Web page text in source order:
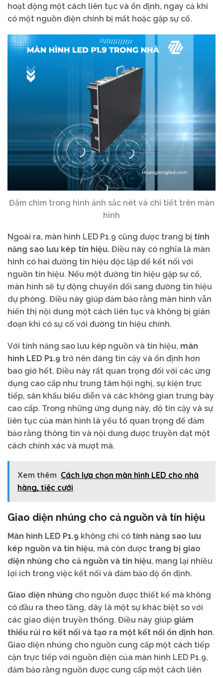
hoạt động một cách liên tục và ổn định, ngay cả khi
có một nguồn điện chính bị mất hoặc gặp sự cố.
Đắm chìm trong hình ảnh sắc nét và chi tiết trên màn
hình
Ngoài ra, màn hình LED P1.9 cũng được trang bị tính
năng sao lưu kép tín hiệu. Điều này có nghĩa là màn
hình có hai đường tín hiệu độc lập để kết nối với
nguồn tín hiệu. Nếu một đường tín hiệu gặp sự cố,
màn hình sẽ tự động chuyển đổi sang đường tín hiệu
dự phòng. Điều này giúp đảm bảo rằng màn hình vẫn
hiển thị nội dung một cách liên tục và không bị gián
đoạn khi có sự cố với đường tín hiệu chính.
Với tính năng sao lưu kép nguồn và tín hiệu, màn
hình LED P1.9 trở nên đáng tin cậy và ổn định hơn
bao giờ hết. Điều này rất quan trọng đối với các ứng
dụng cao cấp như trung tâm hội nghị, sự kiện trực
tiếp, sân khấu biểu diễn và các không gian trưng bày
cao cấp. Trong những ứng dụng này, độ tin cậy và sự
liên tục của màn hình là yếu tố quan trọng để đảm
bảo rằng thông tin và nội dung được truyền đạt một
cách chính xác và mượt mà.
Xem thêm Cách lựa chọn màn hình LED cho nhà
hàng, tiệc cưới
Giao diện nhúng cho cả nguồn và tín hiệu
Màn hình LED P1.9 không chỉ có tính năng sao lưu
kép nguồn và tín hiệu, mà còn được trang bị giao
diện nhúng cho cả nguồn và tín hiệu, mang lại nhiều
lợi ích trong việc kết nối và đảm bảo độ ổn định.
Giao diện nhúng cho nguồn được thiết kế mà không
có đầu ra theo tầng, đây là một sự khác biệt so với
các giao diện truyền thống. Điều này giúp giảm
thiểu rủi ro kết nối và tạo ra một kết nối ổn định hơn.
Giao diện nhúng cho nguồn cung cấp một cách tiếp
cận trực tiếp với nguồn điện của màn hình LED P1.9,
đảm bảo rằng nguồn được cung cấp một cách liên